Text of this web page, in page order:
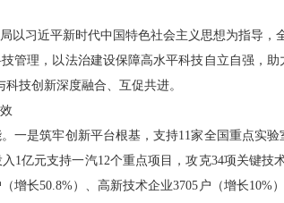
习近平新时代中国特色社会主义思想为指导，
管理，以法治建设保障高水平科技自立自强，
技创新深度融合、互促共进。
是筑牢创新平台根基，支持11家全国重点实验
1亿元支持一汽12个重点项目，攻克34项关键技
增长50.8%）、高新技术企业3705户（增长10%